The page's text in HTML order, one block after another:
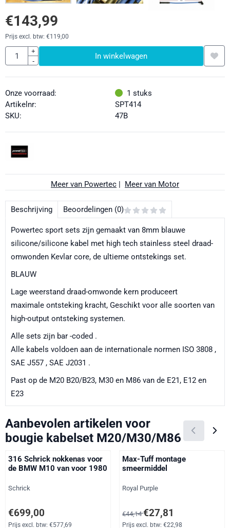
€143,99
Prijs excl. btw: €119,00
Aantal
+
-
In winkelwagen
Onze voorraad: 1 stuks
Artikelnr:
SPT414
SKU:
47B
Meer van Powertec | Meer van Motor
Beschrijving Beoordelingen (0)
Powertec sport sets zijn gemaakt van 8mm blauwe
silicone/silicone kabel met high tech stainless steel draad-
omwonden Kevlar core, de ultieme ontstekings set.
BLAUW
Lage weerstand draad-omwonde kern produceert
maximale ontsteking kracht, Geschikt voor alle soorten van
high-output ontsteking systemen.
Alle sets zijn bar -coded .
Alle kabels voldoen aan de internationale normen ISO 3808 ,
SAE J557 , SAE J2031 .
Past op de M20 B20/B23, M30 en M86 van de E21, E12 en
E23
Aanbevolen artikelen voor
bougie kabelset M20/M30/M86
316 Schrick nokkenas voor
de BMW M10 van voor 1980
Merk:
Schrick
Prijs: 699,00, exclusief btw: 577,69
€699,00
Prijs excl. btw: €577,69
Max-Tuff montage
smeermiddel
Merk:
Royal Purple
Van 44,14 voor 27,81, exclusief
€44,14€27,81
Prijs excl. btw: €22,98